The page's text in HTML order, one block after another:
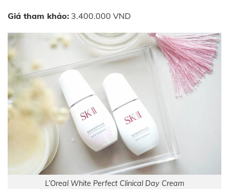
Giá tham khảo: 3.400.000 VND
L’Oreal White Perfect Clinical Day Cream